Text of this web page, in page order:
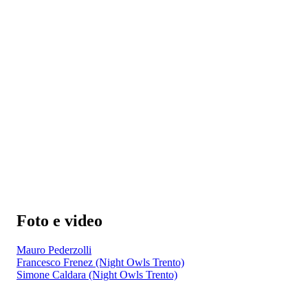
Foto e video
Mauro Pederzolli
Francesco Frenez (Night Owls Trento)
Simone Caldara (Night Owls Trento)